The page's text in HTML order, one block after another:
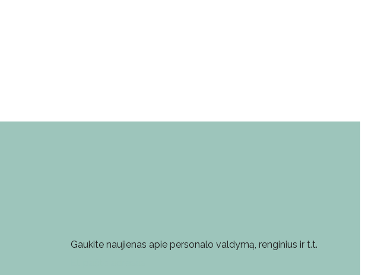
Gaukite naujienas apie personalo valdymą, renginius ir t.t.